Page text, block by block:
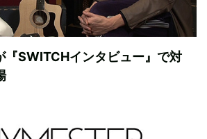
『SWITCHインタビュー』で対